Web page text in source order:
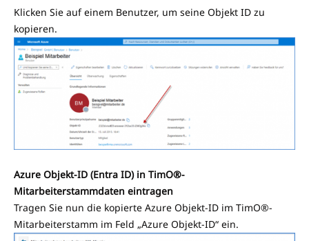
Klicken Sie auf einem Benutzer, um seine Objekt ID zu
kopieren.
Azure Objekt-ID (Entra ID) in TimO®-
Mitarbeiterstammdaten eintragen
Tragen Sie nun die kopierte Azure Objekt-ID im TimO®-
Mitarbeiterstamm im Feld „Azure Objekt-ID“ ein.